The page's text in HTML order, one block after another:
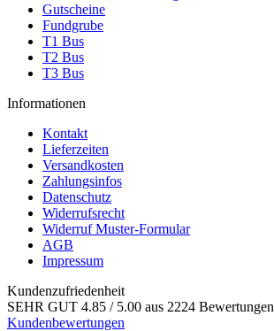
Gutscheine
Fundgrube
T1 Bus
T2 Bus
T3 Bus
Informationen
Kontakt
Lieferzeiten
Versandkosten
Zahlungsinfos
Datenschutz
Widerrufsrecht
Widerruf Muster-Formular
AGB
Impressum
Kundenzufriedenheit
SEHR GUT 4.85 / 5.00 aus 2224 Bewertungen
Kundenbewertungen